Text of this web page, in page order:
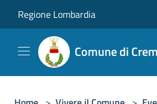
Regione Lombardia
Comune di